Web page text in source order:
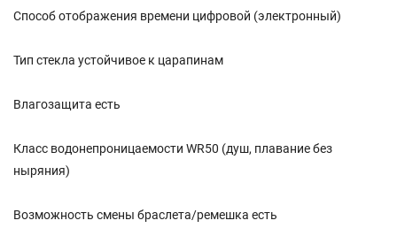
Способ отображения времени цифровой (электронный)
Тип стекла устойчивое к царапинам
Влагозащита есть
Класс водонепроницаемости WR50 (душ, плавание без
ныряния)
Возможность смены браслета/ремешка есть